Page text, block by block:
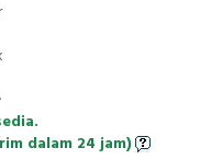
dalam 24 jam)